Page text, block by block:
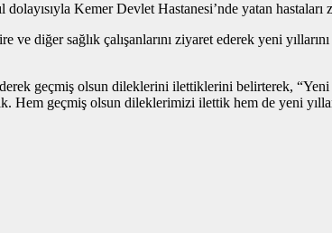
Kemer Devlet Hastanesi’nde yatan
diğer sağlık çalışanlarını ziyaret ederek yeni
geçmiş olsun dileklerini ilettiklerini belirterek, “Yeni
Hem geçmiş olsun dileklerimizi ilettik hem de yeni